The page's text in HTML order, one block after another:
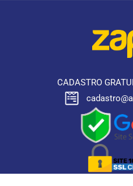
CADASTRO